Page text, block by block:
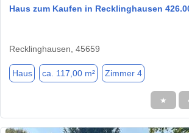
Haus zum Kaufen in Recklinghausen
Recklinghausen, 45659
Haus ca. 117,00 m² Zimmer 4
★